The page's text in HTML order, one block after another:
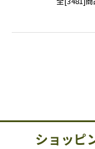
ショッピ